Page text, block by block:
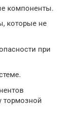
компоненты.
которые не
при
тормозной